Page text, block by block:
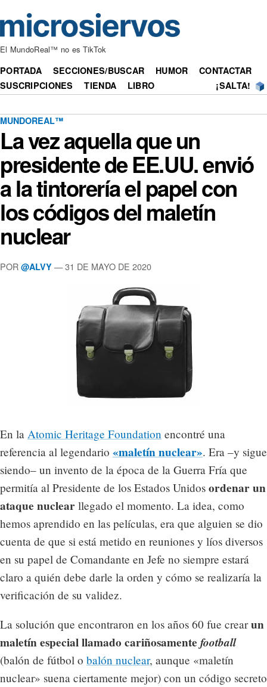
El MundoReal™ no es TikTok
PORTADA SECCIONES/BUSCAR HUMOR
CONTACTAR
SUSCRIPCIONES
TIENDA LIBRO ¡SALTA!
MUNDOREAL™
La vez aquella que un
presidente de EE.UU. envió
a la tintorería el papel con
los códigos del maletín
nuclear
POR @ALVY — 31 DE MAYO DE 2020
En la Atomic Heritage Foundation encontré una
referencia al legendario «maletín nuclear». Era –y sigue
siendo– un invento de la época de la Guerra Fría que
permitía al Presidente de los Estados Unidos ordenar un
ataque nuclear llegado el momento. La idea, como
hemos aprendido en las películas, era que alguien se dio
cuenta de que si está metido en reuniones y líos diversos
en su papel de Comandante en Jefe no siempre estará
claro a quién debe darle la orden y cómo se realizaría la
verificación de su validez.
La solución que encontraron en los años 60 fue crearun
maletín especial llamado cariñosamente football
(balón de fútbol o balón nuclear, aunque «maletín
nuclear» suena ciertamente mejor) con un código secreto